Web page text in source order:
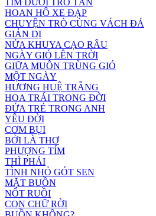
HOAN HÔ XE ĐẠP
CHUYỆN TRÒ CÙNG VÁCH ĐÁ
GIẢN DỊ
NỬA KHUYA CẠO RÂU
NGÀY GIÓ LÊN TRỜI
GIỮA MUÔN TRÙNG GIÓ
MỘT NGÀY
HƯƠNG HUỆ TRẮNG
HOA TRÁI TRONG ĐỜI
ĐỨA TRẺ TRONG ANH
YÊU ĐỜI
CƠM BỤI
BỞI LÀ THƠ
PHƯỢNG TÍM
THÌ PHẢI
TÌNH NHỎ GÓT SEN
MẶT BUỒN
NỐT RUỒI
CON CHỮ RỜI